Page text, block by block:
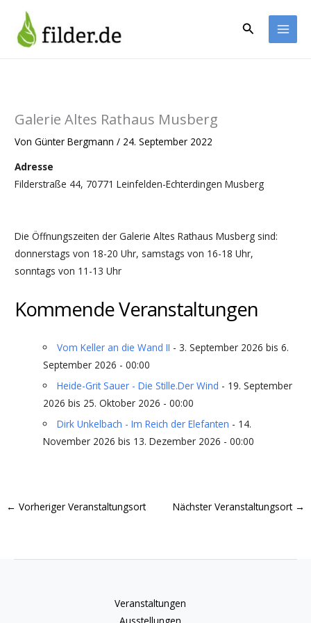
Inhalt
springen
Suchen
Galerie Altes Rathaus Musberg
VonGünter Bergmann/ 24. September 2022
Adresse
Filderstraße 44, 70771 Leinfelden-Echterdingen Musberg
Die Öffnungszeiten der Galerie Altes Rathaus Musberg sind:
donnerstags von 18-20 Uhr, samstags von 16-18 Uhr,
sonntags von 11-13 Uhr
Kommende Veranstaltungen
Vom Keller an die Wand II - 3. September 2026 bis 6.
September 2026 - 00:00
Heide-Grit Sauer - Die Stille.Der Wind - 19. September
2026 bis 25. Oktober 2026 - 00:00
Dirk Unkelbach - Im Reich der Elefanten - 14.
November 2026 bis 13. Dezember 2026 - 00:00
← Vorheriger Veranstaltungsort Nächster Veranstaltungsort →
Veranstaltungen